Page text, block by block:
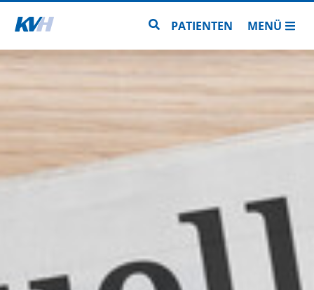
Zur Startseite Zur Seitensuche
PATIENTEN MENÜ